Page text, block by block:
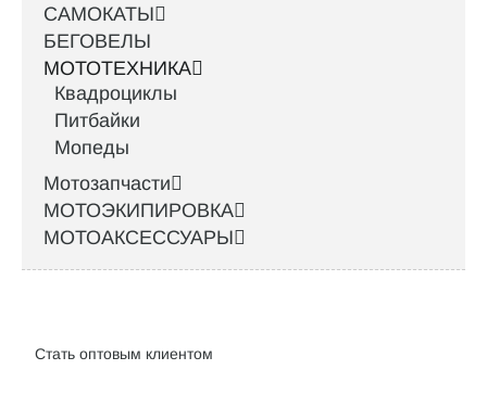
САМОКАТЫ
БЕГОВЕЛЫ
МОТОТЕХНИКА
Квадроциклы
Питбайки
Мопеды
Мотозапчасти
МОТОЭКИПИРОВКА
МОТОАКСЕССУАРЫ
Стать оптовым клиентом